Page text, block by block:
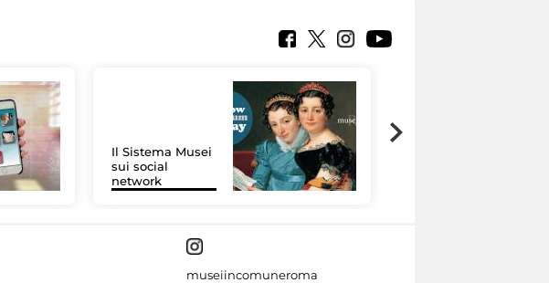
Il Sistema Musei
sui social
network
museiincomuneroma